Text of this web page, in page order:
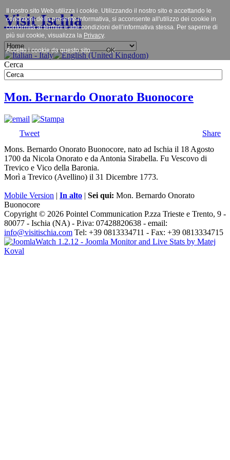
Visit Ischia
Cerca
Mon. Bernardo Onorato Buonocore
Tweet
Share
Mons. Bernardo Onorato Buonocore, nato ad Ischia il 18 Agosto
1700 da Nicola Onorato e da Antonia Sirabella. Fu Vescovo di
Trevico e Vico della Baronia.
Morì a Trevico (Avellino) il 31 Dicembre 1773.
Mobile Version | In alto | Sei qui: Mon. Bernardo Onorato
Buonocore
Copyright © 2026 Pointel Communication P.zza Trieste e Trento, 9 -
80077 - Ischia (NA) - P.iva: 07428820638 - email:
info@visitischia.com Tel: +39 0813334711 - Fax: +39 0813334715
Il nostro sito Web utilizza i cookie. Utilizzando il nostro sito e accettando le
condizioni della presente informativa, si acconsente all'utilizzo dei cookie in
conformità ai termini e alle condizioni dell’informativa stessa. Per saperne di
più sui cookie, visualizza la Privacy.
Accetto i cookie da questo sito. OK